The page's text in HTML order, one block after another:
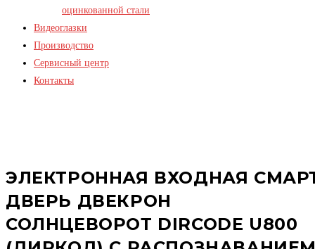
оцинкованной стали
Видеоглазки
Производство
Сервисный центр
Контакты
ЭЛЕКТРОННАЯ ВХОДНАЯ
ДВЕРЬ ДВЕКРОН
СОЛНЦЕВОРОТ DIRCODE U800